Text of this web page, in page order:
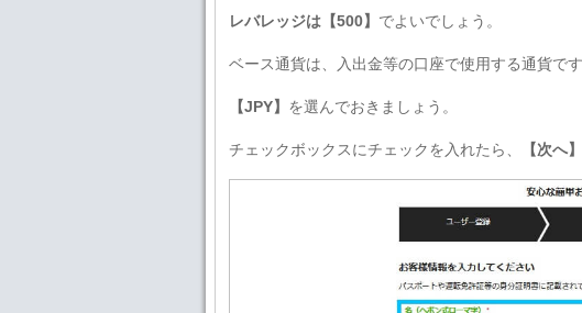
レバレッジは【500】 でよいでしょう。
ベース通貨は、入出金等の口座で使用する通貨です
【JPY】 を選んでおきましょう。
チェックボックスにチェックを入れたら、 【次へ】